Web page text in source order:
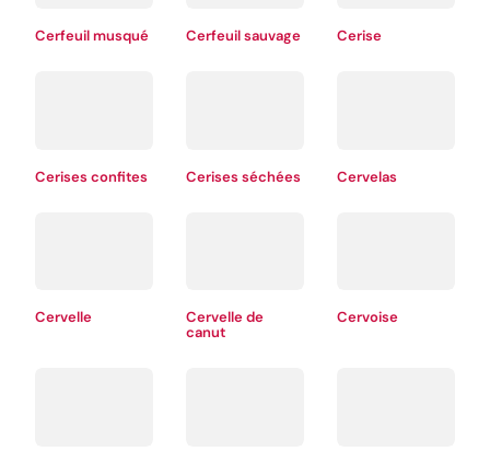
Cerfeuil musqué Cerfeuil sauvage Cerise
Cerises confites Cerises séchées Cervelas
Cervelle
Cervelle de
canut
Cervoise